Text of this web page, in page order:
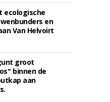
ecologische
en
Van Helvoirt
groot
binnen de
aan